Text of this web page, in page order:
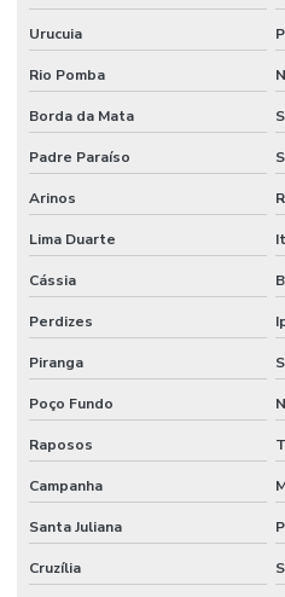
Revestimento Autonivelante Em
Revestimento Autonivelante
Revestimento Autonivelante Para
Revestimento Autonivelante Para
Revestimento Autonivelante São
Revestimento Cimentício Para
Revestimento De Concreto
Revestimento De Epóxi Para Piso
Revestimento De Piso
Revestimento Epóxi Alta Resistência
Revestimento Epóxi De Alto
Urucuia
Rio Pomba
Borda da Mata
Padre Paraíso
Arinos
Lima Duarte
Cássia
Perdizes
Piranga
Poço Fundo
Raposos
Campanha
Santa Juliana
Cruzília